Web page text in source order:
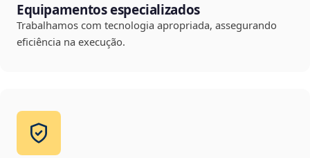
Equipamentos especializados
Trabalhamos com tecnologia apropriada, assegurando
eficiência na execução.